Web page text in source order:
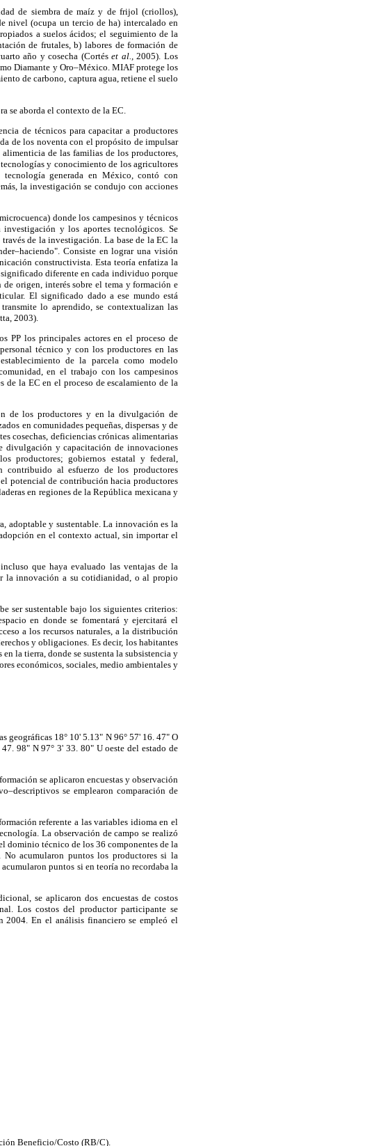
de siembra de maíz y de frijol (criollos),
nivel (ocupa un tercio de ha) intercalado en
a suelos ácidos; el seguimiento de la
de frutales, b) labores de formación de
año y cosecha (Cortéset al.,2005). Los
Diamante y Oro–México. MIAF protege los
de carbono, captura agua, retiene el suelo
se aborda el contexto de la EC.
de técnicos para capacitar a productores
de los noventa con el propósito de impulsar
de las familias de los productores,
y conocimiento de los agricultores
generada en México, contó con
la investigación se condujo con acciones
donde los campesinos y técnicos
investigación y los aportes tecnológicos. Se
de la investigación. La base de la EC la
Consiste en lograr una visión
constructivista. Esta teoría enfatiza la
diferente en cada individuo porque
origen, interés sobre el tema y formación e
El significado dado a ese mundo está
lo aprendido, se contextualizan las
2003).
PP los principales actores en el proceso de
técnico y con los productores en las
de la parcela como modelo
en el trabajo con los campesinos
la EC en el proceso de escalamiento de la
de los productores y en la divulgación de
en comunidades pequeñas, dispersas y de
cosechas, deficiencias crónicas alimentarias
divulgación y capacitación de innovaciones
productores; gobiernos estatal y federal,
contribuido al esfuerzo de los productores
potencial de contribución hacia productores
en regiones de la República mexicana y
adoptable y sustentable. La innovación es la
en el contexto actual, sin importar el
que haya evaluado las ventajas de la
la innovación a su cotidianidad, o al propio
ser sustentable bajo los siguientes criterios:
en donde se fomentará y ejercitará el
a los recursos naturales, a la distribución
y obligaciones. Es decir, los habitantes
la tierra, donde se sustenta la subsistencia y
económicos, sociales, medio ambientales y
geográficas 18° 10' 5.13" N 96° 57' 16. 47" O
98" N 97° 3' 33. 80" U oeste del estado de
se aplicaron encuestas y observación
se emplearon comparación de
referente a las variables idioma en el
La observación de campo se realizó
dominio técnico de los 36 componentes de la
acumularon puntos los productores si la
puntos si en teoría no recordaba la
se aplicaron dos encuestas de costos
Los costos del productor participante se
2004. En el análisis financiero se empleó el
Beneficio/Costo (RB/C).